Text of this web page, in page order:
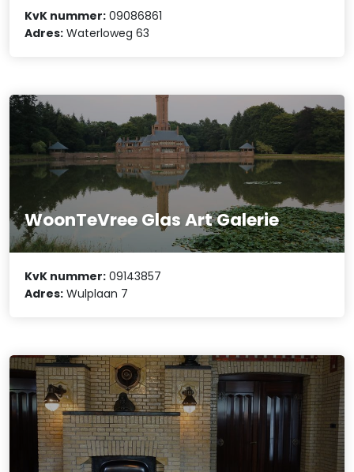
KvK nummer: 09086861
Adres: Waterloweg 63
WoonTeVree Glas Art Galerie
KvK nummer: 09143857
Adres: Wulplaan 7